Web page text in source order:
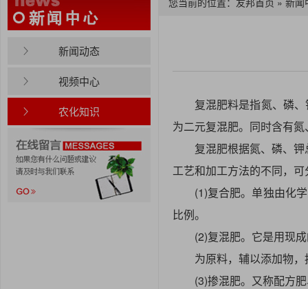
新闻动态
视频中心
农化知识
复混肥料是指氮、磷
为二元复混肥。同时含
复混肥根据氮、磷、
工艺和加工方法的不同，
(1)复合肥。单独由化
比例。
(2)复混肥。它是用现
为原料，辅以添加物
(3)掺混肥。又称配方